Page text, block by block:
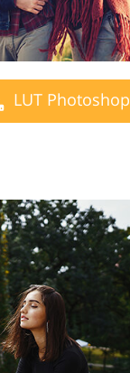
LUT Photoshop